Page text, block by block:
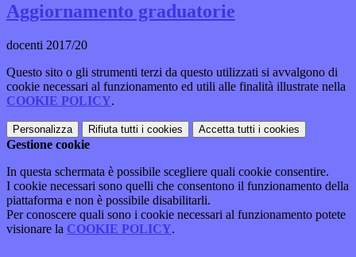
Aggiornamento graduatorie
docenti 2017/20
Questo sito o gli strumenti terzi da questo utilizzati si avvalgono di
cookie necessari al funzionamento ed utili alle finalità illustrate nella
COOKIE POLICY.
Personalizza Rifiuta tutti i cookies Accetta tutti i cookies
Gestione cookie
In questa schermata è possibile scegliere quali cookie consentire.
I cookie necessari sono quelli che consentono il funzionamento della
piattaforma e non è possibile disabilitarli.
Per conoscere quali sono i cookie necessari al funzionamento potete
visionare la COOKIE POLICY.